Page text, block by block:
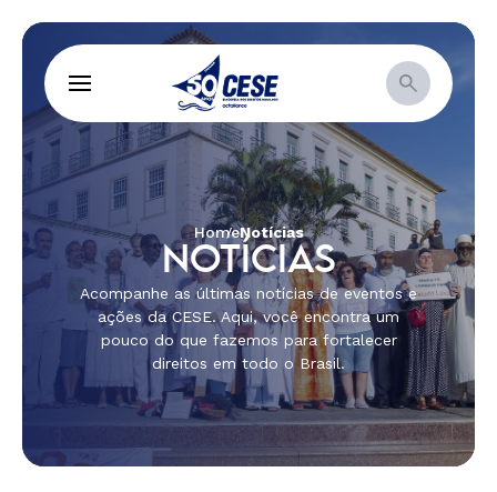
HomeNotícias
NOTÍCIAS
Acompanhe as últimas notícias de eventos e
ações da CESE. Aqui, você encontra um
pouco do que fazemos para fortalecer
direitos em todo o Brasil.